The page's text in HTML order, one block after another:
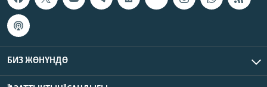
БИЗ ЖӨНҮНДӨ